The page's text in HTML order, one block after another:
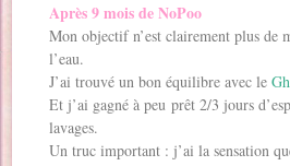
Après 9 mois de NoPoo
Mon objectif n’est clairement plus de
l’eau.
J’ai trouvé un bon équilibre avec le
Et j’ai gagné à peu prêt 2/3 jours
lavages.
Un truc important : j’ai la sensation